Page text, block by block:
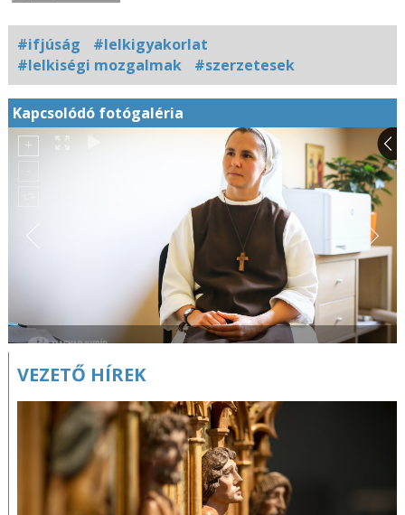
#ifjúság
#lelkigyakorlat
#lelkiségi mozgalmak
#szerzetesek
Kapcsolódó fotógaléria
VEZETŐ HÍREK